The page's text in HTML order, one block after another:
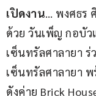
เปิดงาน … พงศธ
ด้วย วันเพ็ญ กอบัว
เซ็นทรัลศาลายา
เซ็นทรัลศาลายา
ดังค่าย Brick